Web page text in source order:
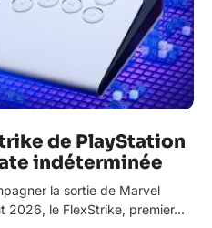
de PlayStation
indéterminée
la sortie de Marvel
2026, le FlexStrike, premier…